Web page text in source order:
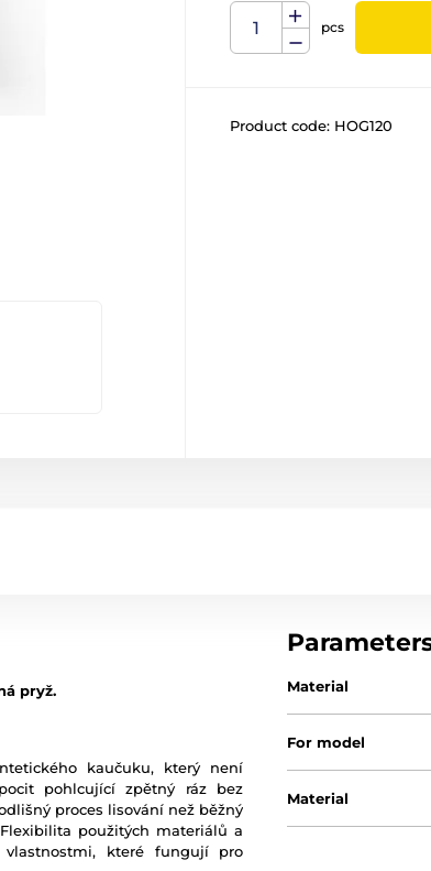
pcs
Product code: HOG120
pryž.
kaučuku, který není
pohlcující zpětný ráz bez
proces lisování než běžný
použitých materiálů a
vlastnostmi, které fungují pro
Material
For model
Material